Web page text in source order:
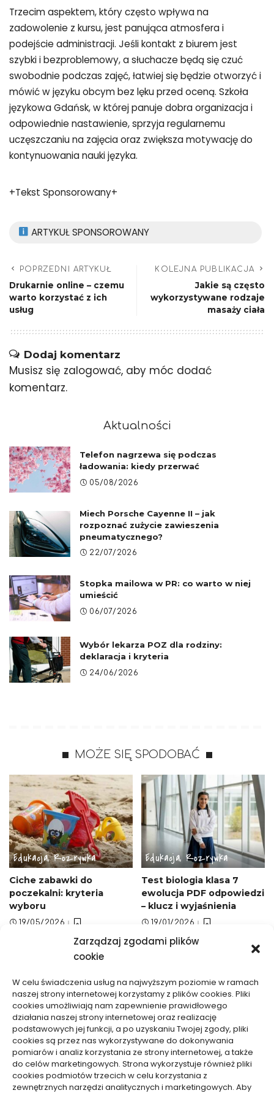
Zarządzaj zgodami plików
cookie
W celu świadczenia usług na najwyższym poziomie w ramach
naszej strony internetowej korzystamy z plików cookies. Pliki
cookies umożliwiają nam zapewnienie prawidłowego
działania naszej strony internetowej oraz realizację
podstawowych jej funkcji, a po uzyskaniu Twojej zgody, pliki
cookies są przez nas wykorzystywane do dokonywania
pomiarów i analiz korzystania ze strony internetowej, a także
do celów marketingowych. Strona wykorzystuje również pliki
cookies podmiotów trzecich w celu korzystania z
zewnętrznych narzędzi analitycznych i marketingowych. Aby
Trzecim aspektem, który często wpływa na
zadowolenie z kursu, jest panująca atmosfera i
podejście administracji. Jeśli kontakt z biurem jest
szybki i bezproblemowy, a słuchacze będą się czuć
swobodnie podczas zajęć, łatwiej się będzie otworzyć i
mówić w języku obcym bez lęku przed oceną. Szkoła
językowa Gdańsk, w której panuje dobra organizacja i
odpowiednie nastawienie, sprzyja regularnemu
uczęszczaniu na zajęcia oraz zwiększa motywację do
kontynuowania nauki języka.
+Tekst Sponsorowany+
ARTYKUŁ SPONSOROWANY
POPRZEDNI ARTYKUŁ
Drukarnie online – czemu
warto korzystać z ich
usług
KOLEJNA PUBLIKACJA
Jakie są często
wykorzystywane rodzaje
masaży ciała
Dodaj komentarz
Musisz się zalogować, aby móc dodać
komentarz.
Aktualności
Telefon nagrzewa się podczas
ładowania: kiedy przerwać
05/08/2026
Miech Porsche Cayenne II – jak
rozpoznać zużycie zawieszenia
pneumatycznego?
22/07/2026
Stopka mailowa w PR: co warto w niej
umieścić
06/07/2026
Wybór lekarza POZ dla rodziny:
deklaracja i kryteria
24/06/2026
MOŻE SIĘ SPODOBAĆ
Edukacja, Rozrywka
Ciche zabawki do
poczekalni: kryteria
wyboru
19/05/2026
Edukacja, Rozrywka
Test biologia klasa 7
ewolucja PDF odpowiedzi
– klucz i wyjaśnienia
19/01/2026
Edukacja, Rozrywka
Jak przygotować
glosariusz na
konferencję branżową –
efektywne wskazówki
Edukacja, Rozrywka
Jak nagrać podcast DJ-ski
– sprzęt, legalność,
dystrybucja